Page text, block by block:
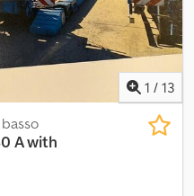
1 / 13
A with